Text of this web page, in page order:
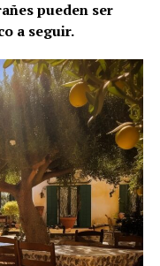
pueden ser
a seguir.